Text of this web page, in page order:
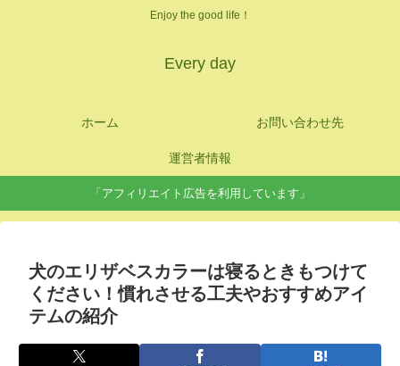
Enjoy the good life！
Every day
ホーム お問い合わせ先
運営者情報
「アフィリエイト広告を利用しています」
犬のエリザベスカラーは寝るときもつけて
ください！慣れさせる工夫やおすすめアイ
テムの紹介